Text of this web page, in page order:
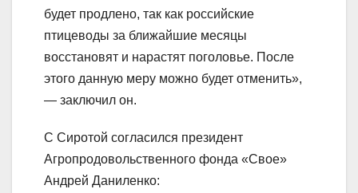
будет продлено, так как российские
птицеводы за ближайшие месяцы
восстановят и нарастят поголовье. После
этого данную меру можно будет отменить»,
— заключил он.
С Сиротой согласился президент
Агропродовольственного фонда «Свое»
Андрей Даниленко: